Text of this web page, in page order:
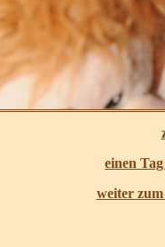
einen
weiter